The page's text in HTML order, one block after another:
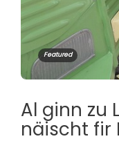
Featured
Al ginn zu
näischt fir